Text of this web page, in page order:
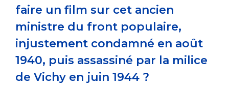
faire un film sur cet ancien
ministre du front populaire,
injustement condamné en août
1940, puis assassiné par la milice
de Vichy en juin 1944 ?